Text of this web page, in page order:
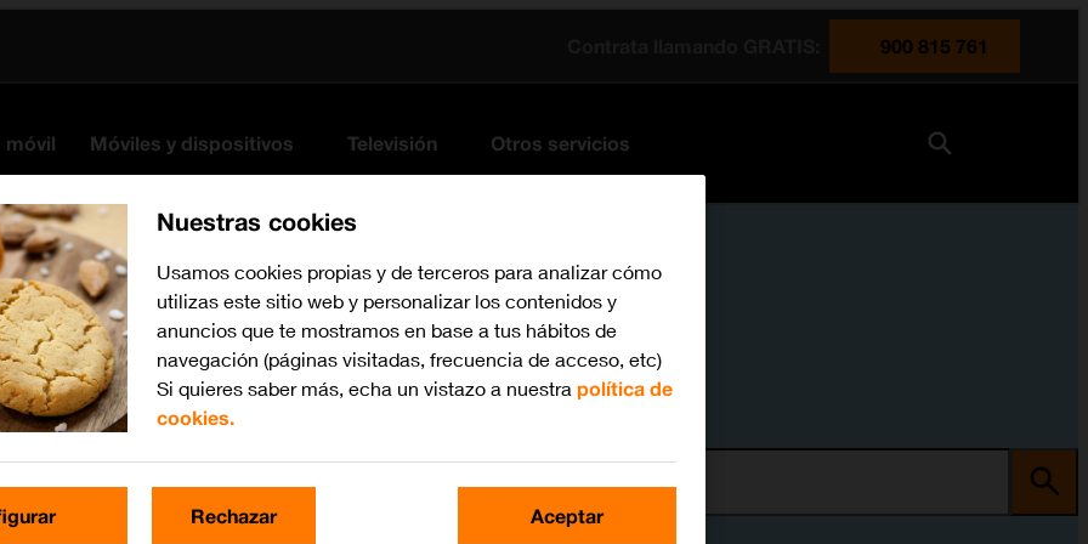
900 815 761
móvil Móviles y dispositivos Televisión Otros servicios
Nuestras cookies
Usamos cookies propias y de terceros para analizar cómo
utilizas este sitio web y personalizar los contenidos y
anuncios que te mostramos en base a tus hábitos de
navegación (páginas visitadas, frecuencia de acceso, etc)
Si quieres saber más, echa un vistazo a nuestra política de
cookies.
Rechazar Aceptar